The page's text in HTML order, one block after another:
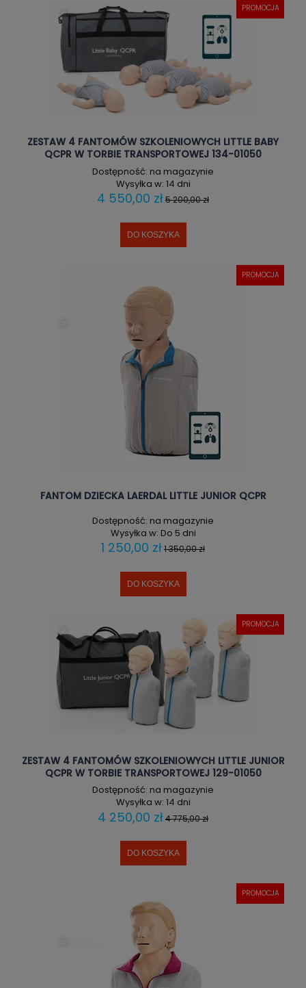
ZESTAW 4 FANTOMÓW SZKOLENIOWYCH LITTLE BABY
QCPR W TORBIE TRANSPORTOWEJ 134-01050
Dostępność: na magazynie
Wysyłka w: 14 dni
4 550,00 zł5 200,00 zł
DO KOSZYKA
PROMOCJA
FANTOM DZIECKA LAERDAL LITTLE JUNIOR QCPR
Dostępność: na magazynie
Wysyłka w: Do 5 dni
1 250,00 zł1 350,00 zł
DO KOSZYKA
PROMOCJA
ZESTAW 4 FANTOMÓW SZKOLENIOWYCH LITTLE JUNIOR
QCPR W TORBIE TRANSPORTOWEJ 129-01050
Dostępność: na magazynie
Wysyłka w: 14 dni
4 250,00 zł4 775,00 zł
DO KOSZYKA
PROMOCJA
PROMOCJA